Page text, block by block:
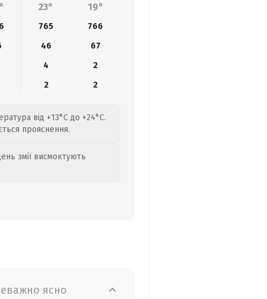
23° 19°
765
766
46
67
4
2
2 2
від +13°C до +24°C.
прояснення.
змії висмоктують
ясно